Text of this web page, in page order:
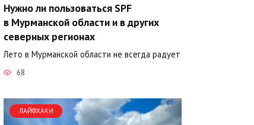
Нужно ли пользоваться SPF
в Мурманской области и в других
северных регионах
Лето в Мурманской области не всегда радует
68
ЛАЙФХАКИ